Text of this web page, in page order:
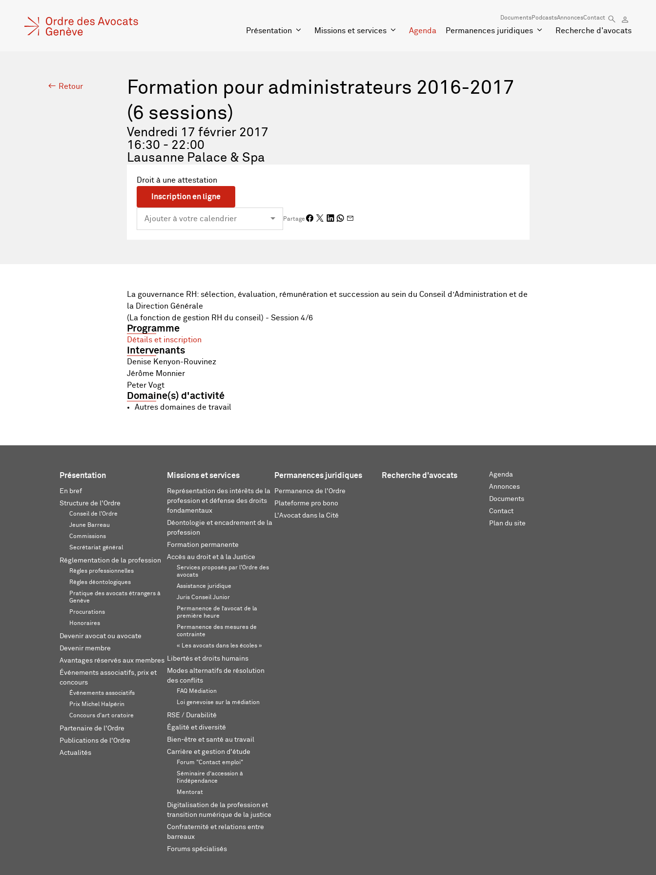
DocumentsPodcastsAnnoncesContact
Présentation Missions et services Agenda Permanences juridiques Recherche d'avocats
Retour
Formation pour administrateurs 2016-2017
(6 sessions)
Vendredi 17 février 2017
16:30 - 22:00
Lausanne Palace & Spa
Droit à une attestation
Inscription en ligne
Partage
La gouvernance RH: sélection, évaluation, rémunération et succession au sein du Conseil d’Administration et de
la Direction Générale
(La fonction de gestion RH du conseil) - Session 4/6
Programme
Détails et inscription
Intervenants
Denise Kenyon-Rouvinez
Jérôme Monnier
Peter Vogt
Domaine(s) d'activité
Autres domaines de travail
Présentation
En bref
Structure de l'Ordre
Conseil de l'Ordre
Jeune Barreau
Commissions
Secrétariat général
Réglementation de la profession
Règles professionnelles
Règles déontologiques
Pratique des avocats étrangers à
Genève
Procurations
Honoraires
Devenir avocat ou avocate
Devenir membre
Avantages réservés aux membres
Événements associatifs, prix et
concours
Événements associatifs
Prix Michel Halpérin
Concours d'art oratoire
Partenaire de l'Ordre
Publications de l'Ordre
Actualités
Missions et services
Représentation des intérêts de la
profession et défense des droits
fondamentaux
Déontologie et encadrement de la
profession
Formation permanente
Accès au droit et à la Justice
Services proposés par l'Ordre des
avocats
Assistance juridique
Juris Conseil Junior
Permanence de l’avocat de la
première heure
Permanence des mesures de
contrainte
« Les avocats dans les écoles »
Libertés et droits humains
Modes alternatifs de résolution
des conflits
FAQ Médiation
Loi genevoise sur la médiation
RSE / Durabilité
Égalité et diversité
Bien-être et santé au travail
Carrière et gestion d'étude
Forum "Contact emploi"
Séminaire d’accession à
l’indépendance
Mentorat
Digitalisation de la profession et
transition numérique de la justice
Confraternité et relations entre
barreaux
Forums spécialisés
Permanences juridiques
Permanence de l'Ordre
Plateforme pro bono
L'Avocat dans la Cité
Recherche d'avocats
Agenda
Annonces
Documents
Contact
Plan du site